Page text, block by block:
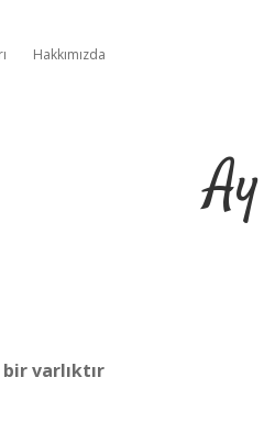
Hakkımızda
varlıktır